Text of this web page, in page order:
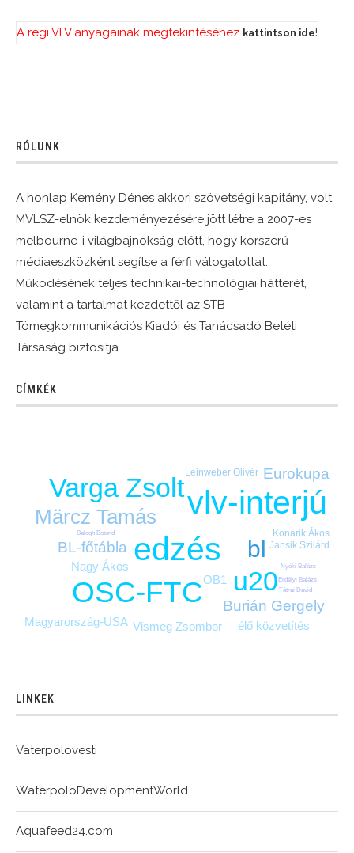
A régi VLV anyagainak megtekintéséhez kattintson ide!
RÓLUNK
A honlap Kemény Dénes akkori szövetségi kapitány, volt
MVLSZ-elnök kezdeményezésére jött létre a 2007-es
melbourne-i világbajnokság előtt, hogy korszerű
médiaeszközként segítse a férfi válogatottat.
Működésének teljes technikai-technológiai hátterét,
valamint a tartalmat kezdettől az STB
Tömegkommunikációs Kiadói és Tanácsadó Betéti
Társaság biztosítja.
CÍMKÉK
edzés
vlv-interjú
OSC-FTC u20
Varga Zsolt
bl
Märcz Tamás
BL-főtábla
Burián Gergely
Eurokupa
Magyarország-USA
Nagy Ákos
OB1
Vismeg Zsombor élő közvetítés
Jansik Szilárd
Konarik Ákos
Leinweber Olivér
Balogh Botond
Erdélyi Balázs
Nyéki Balázs
Tátrai Dávid
LINKEK
Vaterpolovesti
WaterpoloDevelopmentWorld
Aquafeed24.com